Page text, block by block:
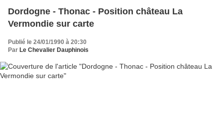
Dordogne - Thonac - Position château La
Vermondie sur carte
Publié le 24/01/1990 à 20:30
Par Le Chevalier Dauphinois